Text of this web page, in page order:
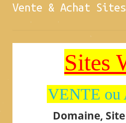
Vente & Achat
Sites
VENTE ou
Domaine,